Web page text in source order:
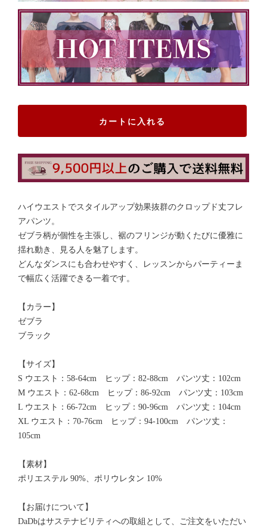
カートに入れる
ハイウエストでスタイルアップ効果抜群のクロップド丈フレ
アパンツ。
ゼブラ柄が個性を主張し、裾のフリンジが動くたびに優雅に
揺れ動き、見る人を魅了します。
どんなダンスにも合わせやすく、レッスンからパーティーま
で幅広く活躍できる一着です。
【カラー】
ゼブラ
ブラック
【サイズ】
S ウエスト：58-64cm ヒップ：82-88cm パンツ丈：102cm
M ウエスト：62-68cm ヒップ：86-92cm パンツ丈：103cm
L ウエスト：66-72cm ヒップ：90-96cm パンツ丈：104cm
XL ウエスト：70-76cm ヒップ：94-100cm パンツ丈：
105cm
【素材】
ポリエステル 90%、ポリウレタン 10%
【お届けについて】
DaDbはサステナビリティへの取組として、ご注文をいただい